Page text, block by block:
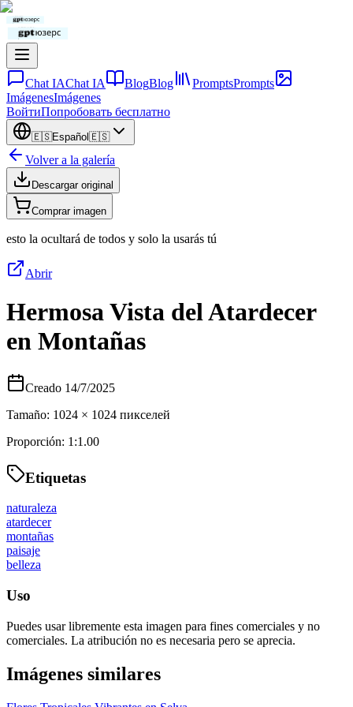
Chat IAChat IA BlogBlog PromptsPrompts
ImágenesImágenes
ВойтиПопробовать бесплатно
🇪🇸Español 🇪🇸
Volver a la galería
Descargar original
Comprar imagen
esto la ocultará de todos y solo la usarás tú
Abrir
Hermosa Vista del Atardecer
en Montañas
Creado 14/7/2025
Tamaño: 1024 × 1024 пикселей
Proporción: 1:1.00
Etiquetas
naturaleza
atardecer
montañas
paisaje
belleza
Uso
Puedes usar libremente esta imagen para fines comerciales y no
comerciales. La atribución no es necesaria pero se aprecia.
Imágenes similares